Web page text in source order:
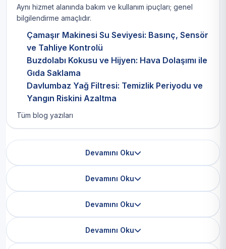
Aynı hizmet alanında bakım ve kullanım ipuçları; genel
bilgilendirme amaçlıdır.
Çamaşır Makinesi Su Seviyesi: Basınç, Sensör
ve Tahliye Kontrolü
Buzdolabı Kokusu ve Hijyen: Hava Dolaşımı ile
Gıda Saklama
Davlumbaz Yağ Filtresi: Temizlik Periyodu ve
Yangın Riskini Azaltma
Tüm blog yazıları
Devamını Oku
Devamını Oku
Devamını Oku
Devamını Oku